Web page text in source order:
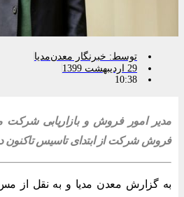
توسط: خبرنگار معدن‌مدیا
29 اردیبهشت 1399
10:38
مدیر امور فروش و بازاریابی شرکت
فروش شرکت از ابتدای تاسیس تاکنون در سال
به گزارش معدن مدیا و به نقل از مس